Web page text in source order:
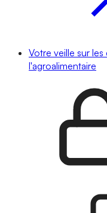
Votre veille sur
l'agroalimentaire